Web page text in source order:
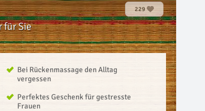
229
für Sie
Bei Rückenmassage den Alltag
vergessen
Perfektes Geschenk für gestresste
Frauen